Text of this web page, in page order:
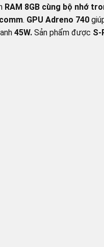
RAM 8GB cùng bộ nhớ
. GPU Adreno 740
45W. Sản phẩm được S-